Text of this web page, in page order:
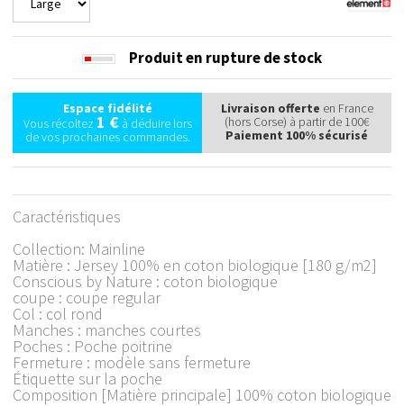
Produit en rupture de stock
Espace fidélité
Vous récoltez 1 €à déduire lors
de vos prochaines commandes.
Livraison offerte en France
(hors Corse) à partir de 100€
Paiement 100% sécurisé
Caractéristiques
Collection: Mainline
Matière : Jersey 100% en coton biologique [180 g/m2]
Conscious by Nature : coton biologique
coupe : coupe regular
Col : col rond
Manches : manches courtes
Poches : Poche poitrine
Fermeture : modèle sans fermeture
Étiquette sur la poche
Composition [Matière principale] 100% coton biologique